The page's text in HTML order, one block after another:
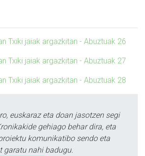
Txiki jaiak argazkitan - Abuztuak 26
Txiki jaiak argazkitan - Abuztuak 27
Txiki jaiak argazkitan - Abuztuak 28
euskaraz eta doan jasotzen segi
gehiago behar dira, eta
komunikatibo sendo eta
garatu nahi badugu.